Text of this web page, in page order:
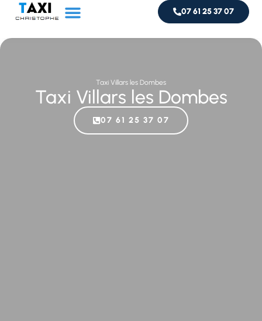
07 61 25 37 07
Taxi Villars les Dombes
Taxi Villars les Dombes
07 61 25 37 07